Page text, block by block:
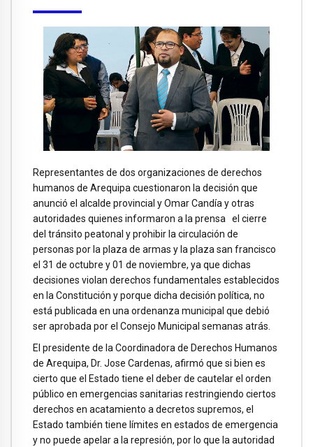
Representantes de dos organizaciones de derechos
humanos de Arequipa cuestionaron la decisión que
anunció el alcalde provincial y Omar Candía y otras
autoridades quienes informaron a la prensa el cierre
del tránsito peatonal y prohibir la circulación de
personas por la plaza de armas y la plaza san francisco
el 31 de octubre y 01 de noviembre, ya que dichas
decisiones violan derechos fundamentales establecidos
en la Constitución y porque dicha decisión política, no
está publicada en una ordenanza municipal que debió
ser aprobada por el Consejo Municipal semanas atrás.
El presidente de la Coordinadora de Derechos Humanos
de Arequipa, Dr. Jose Cardenas, afirmó que si bien es
cierto que el Estado tiene el deber de cautelar el orden
público en emergencias sanitarias restringiendo ciertos
derechos en acatamiento a decretos supremos, el
Estado también tiene límites en estados de emergencia
y no puede apelar a la represión, por lo que la autoridad